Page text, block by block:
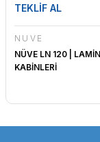
TEKLİF AL
NÜVE
NÜVE LN 120 |
KABİNLERİ